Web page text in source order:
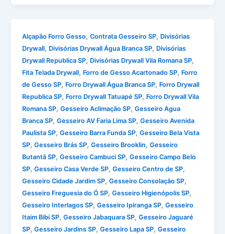
Alçapão Forro Gesso,Contrata Gesseiro SP, Divisórias
Drywall, Divisórias Drywall Água Branca SP, Divisórias
Drywall Republica SP, Divisórias Drywall Vila Romana SP,
Fita Telada Drywall, Forro de Gesso Acartonado SP, Forro
de Gesso SP, Forro Drywall Água Branca SP, Forro Drywall
Republica SP, Forro Drywall Tatuapé SP, Forro Drywall Vila
Romana SP,Gesseiro Aclimação SP,Gesseiro Agua
Branca SP,Gesseiro AV Faria Lima SP,Gesseiro Avenida
Paulista SP,Gesseiro Barra Funda SP,Gesseiro Bela Vista
SP,Gesseiro Brás SP,Gesseiro Brooklin,Gesseiro
Butantã SP,Gesseiro Cambuci SP,Gesseiro Campo Belo
SP,Gesseiro Casa Verde SP,Gesseiro Centro de SP,
Gesseiro Cidade Jardim SP,Gesseiro Consolação SP,
Gesseiro Freguesia do Ó SP,Gesseiro Higienópolis SP,
Gesseiro Interlagos SP,Gesseiro Ipiranga SP,Gesseiro
Itaim Bibi SP,Gesseiro Jabaquara SP,Gesseiro Jaguaré
SP,Gesseiro Jardins SP,Gesseiro Lapa SP,Gesseiro